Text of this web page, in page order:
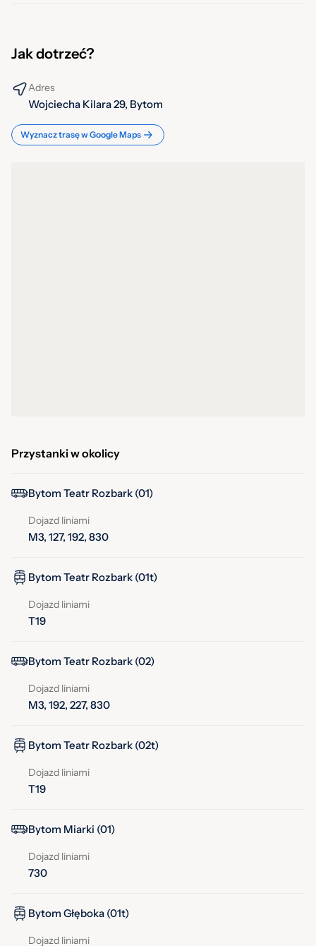
Jak dotrzeć?
Adres
Wojciecha Kilara 29, Bytom
Wyznacz trasę w Google Maps
Przystanki w okolicy
Bytom Teatr Rozbark (01)
Dojazd liniami
M3, 127, 192, 830
Bytom Teatr Rozbark (01t)
Dojazd liniami
T19
Bytom Teatr Rozbark (02)
Dojazd liniami
M3, 192, 227, 830
Bytom Teatr Rozbark (02t)
Dojazd liniami
T19
Bytom Miarki (01)
Dojazd liniami
730
Bytom Głęboka (01t)
Dojazd liniami